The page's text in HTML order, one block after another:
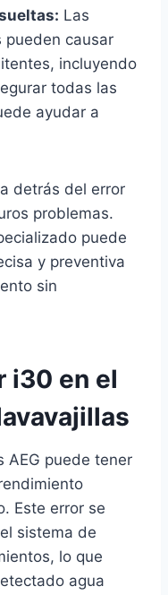
Las
pueden causar
incluyendo
todas las
ayudar a
detrás del error
problemas.
puede
y preventiva
sin
i30 en el
AEG puede tener
Este error se
sistema de
lo que
agua